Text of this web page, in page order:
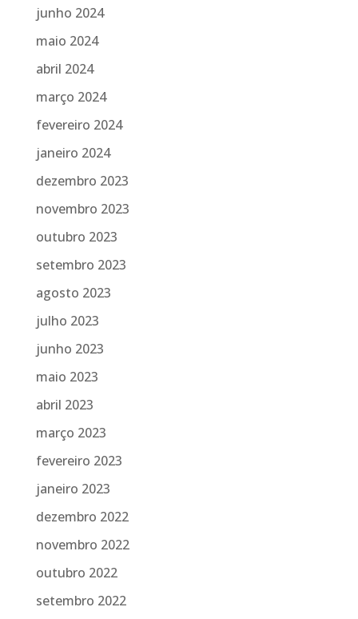
junho 2024
maio 2024
abril 2024
março 2024
fevereiro 2024
janeiro 2024
dezembro 2023
novembro 2023
outubro 2023
setembro 2023
agosto 2023
julho 2023
junho 2023
maio 2023
abril 2023
março 2023
fevereiro 2023
janeiro 2023
dezembro 2022
novembro 2022
outubro 2022
setembro 2022